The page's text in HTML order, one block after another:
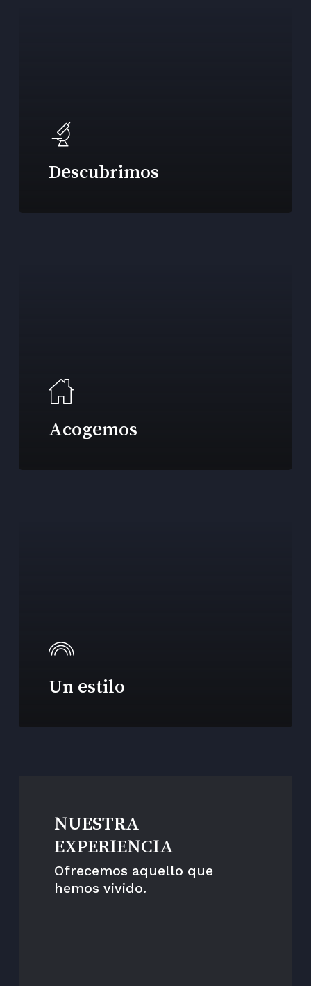
Descubrimos
Acogemos
Un estilo
NUESTRA
EXPERIENCIA
Ofrecemos aquello que
hemos vivido.